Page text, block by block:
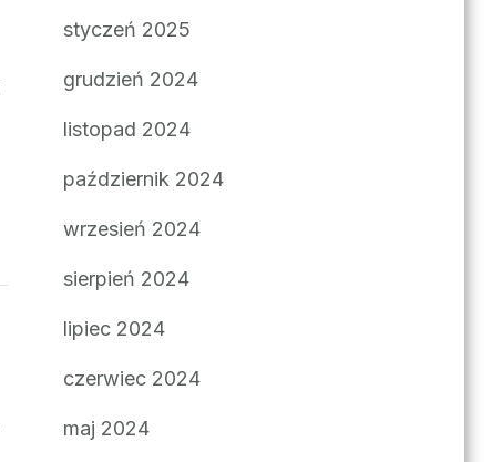
styczeń 2025
grudzień 2024
listopad 2024
październik 2024
wrzesień 2024
sierpień 2024
lipiec 2024
czerwiec 2024
maj 2024